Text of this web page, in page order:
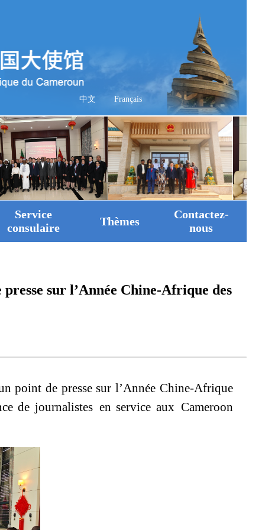
中文 Français
Service
consulaire
Thèmes
Contactez-
nous
sur l’Année Chine-Afrique des
point de presse sur l’Année Chine-Afrique
de journalistes en service auxCameroon